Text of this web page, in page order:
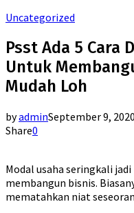
Uncategorized
Psst Ada 5 Cara
Untuk
Mudah Loh
byadminSeptember 9, 2020
Share0
Modal usaha seringkali
membangun bisnis.
mematahkan niat